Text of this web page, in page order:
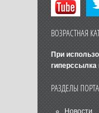
ВОЗРАСТНАЯ
При
гиперссылка
РАЗДЕЛЫ
Новости